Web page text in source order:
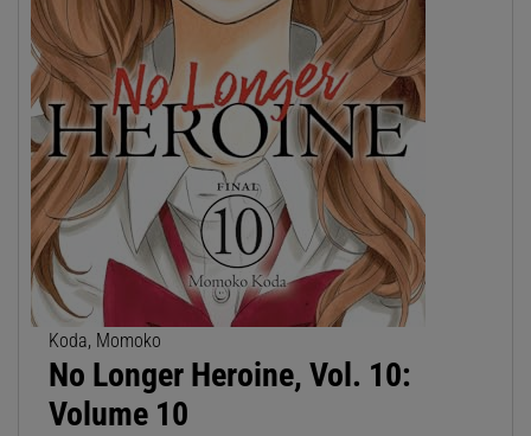
Koda, Momoko
No Longer Heroine, Vol. 10:
Volume 10